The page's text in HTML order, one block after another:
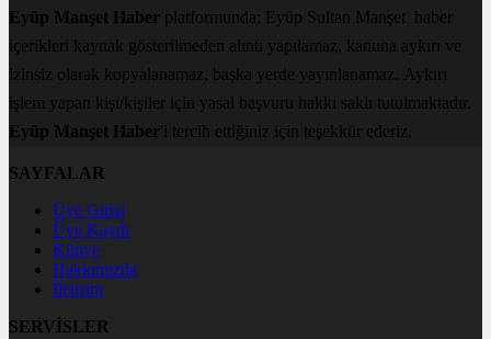
Eyüp Manşet Haber platformunda; Eyüp Sultan Manşet haber
içerikleri kaynak gösterilmeden alıntı yapılamaz, kanuna aykırı ve
izinsiz olarak kopyalanamaz, başka yerde yayınlanamaz. Aykırı
işlem yapan kişi/kişiler için yasal başvuru hakkı saklı tutulmaktadır.
Eyüp Manşet Haber'i tercih ettiğiniz için teşekkür ederiz.
SAYFALAR
Üye Girişi
Üye Kaydı
Künye
Hakkımızda
İletişim
SERVİSLER